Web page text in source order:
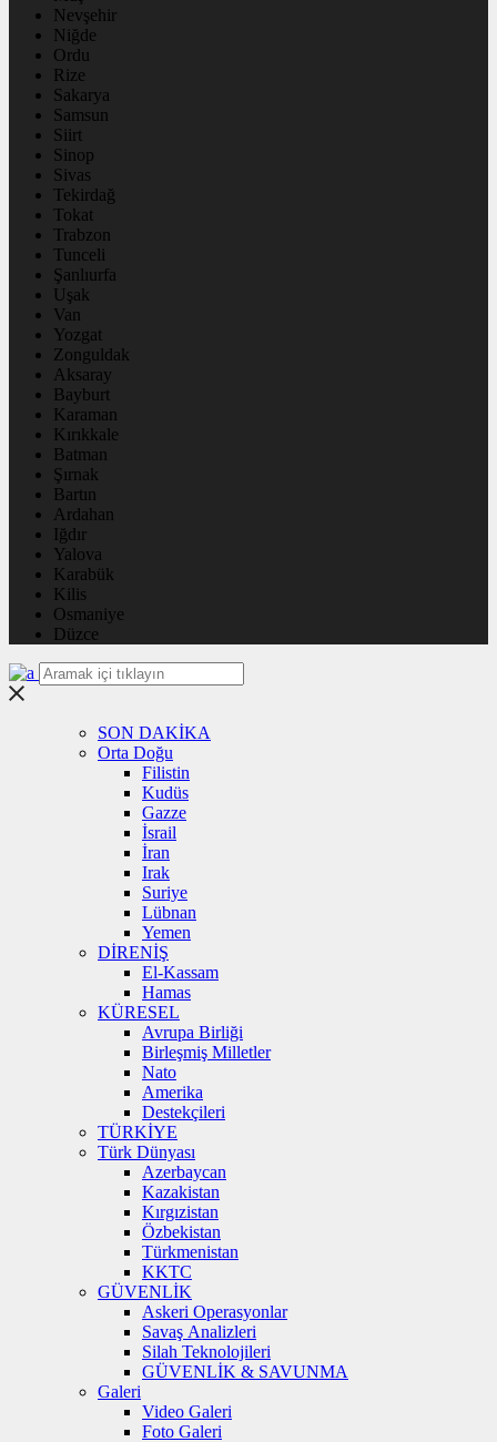
Nevşehir
Niğde
Ordu
Rize
Sakarya
Samsun
Siirt
Sinop
Sivas
Tekirdağ
Tokat
Trabzon
Tunceli
Şanlıurfa
Uşak
Van
Yozgat
Zonguldak
Aksaray
Bayburt
Karaman
Kırıkkale
Batman
Şırnak
Bartın
Ardahan
Iğdır
Yalova
Karabük
Kilis
Osmaniye
Düzce
SON DAKİKA
Orta Doğu
Filistin
Kudüs
Gazze
İsrail
İran
Irak
Suriye
Lübnan
Yemen
DİRENİŞ
El-Kassam
Hamas
KÜRESEL
Avrupa Birliği
Birleşmiş Milletler
Nato
Amerika
Destekçileri
TÜRKİYE
Türk Dünyası
Azerbaycan
Kazakistan
Kırgızistan
Özbekistan
Türkmenistan
KKTC
GÜVENLİK
Askeri Operasyonlar
Savaş Analizleri
Silah Teknolojileri
GÜVENLİK & SAVUNMA
Galeri
Video Galeri
Foto Galeri